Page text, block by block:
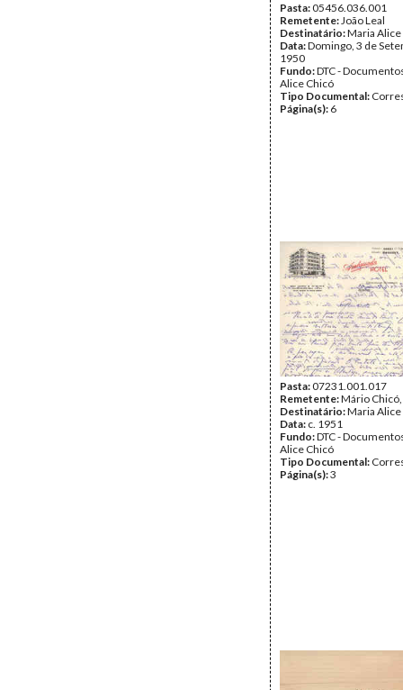
Pasta:05456.036.001
Remetente:João Leal
Destinatário:Maria Alice
Data:Domingo, 3 de
1950
Fundo:DTC -
Alice Chicó
Tipo Documental:
Página(s): 6
Pasta:07231.001.017
Remetente:Mário
Destinatário:Maria Alice
Data: c. 1951
Fundo:DTC -
Alice Chicó
Tipo Documental:
Página(s):3